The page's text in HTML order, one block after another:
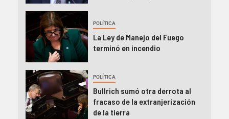
POLÍTICA
La Ley de Manejo del Fuego
terminó en incendio
POLÍTICA
Bullrich sumó otra derrota al
fracaso de la extranjerización
de la tierra